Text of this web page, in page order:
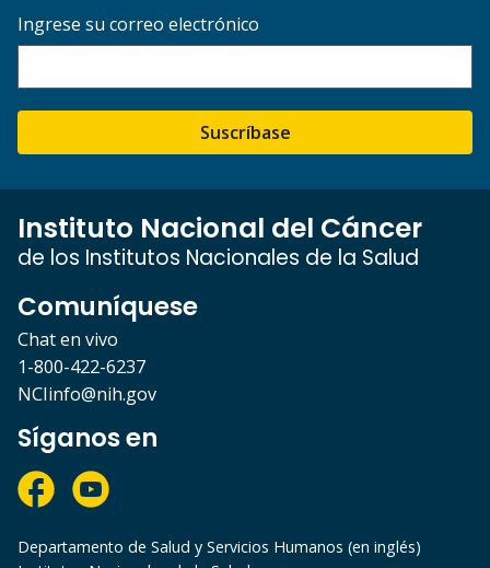
Ingrese su correo electrónico
Suscríbase
Instituto Nacional del Cáncer
de los Institutos Nacionales de la Salud
Comuníquese
Chat en vivo
1-800-422-6237
NCIinfo@nih.gov
Síganos en
Departamento de Salud y Servicios Humanos (en inglés)